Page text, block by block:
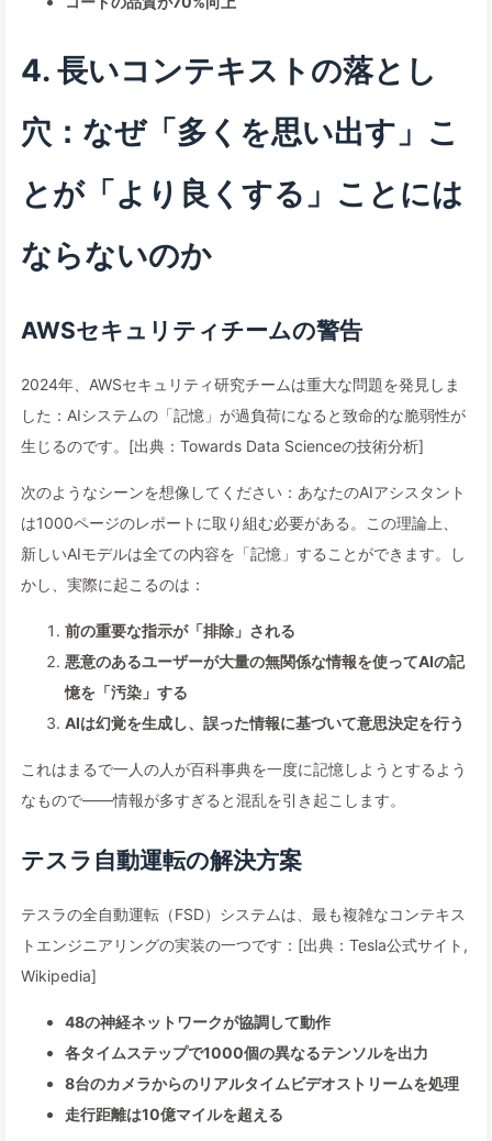
4. 長いコンテキストの落とし
穴：なぜ「多くを思い出す」こ
とが「より良くする」ことには
ならないのか
AWSセキュリティチームの警告
2024年、AWSセキュリティ研究チームは重大な問題を発見しま
した：AIシステムの「記憶」が過負荷になると致命的な脆弱性が
生じるのです。[出典：Towards Data Scienceの技術分析]
次のようなシーンを想像してください：あなたのAIアシスタント
は1000ページのレポートに取り組む必要がある。この理論上、
新しいAIモデルは全ての内容を「記憶」することができます。し
かし、実際に起こるのは：
前の重要な指示が「排除」される
悪意のあるユーザーが大量の無関係な情報を使ってAIの記
憶を「汚染」する
AIは幻覚を生成し、誤った情報に基づいて意思決定を行う
これはまるで一人の人が百科事典を一度に記憶しようとするよう
なもので——情報が多すぎると混乱を引き起こします。
テスラ自動運転の解決方案
テスラの全自動運転（FSD）システムは、最も複雑なコンテキス
トエンジニアリングの実装の一つです：[出典：Tesla公式サイト,
Wikipedia]
48の神経ネットワークが協調して動作
各タイムステップで1000個の異なるテンソルを出力
8台のカメラからのリアルタイムビデオストリームを処理
走行距離は10億マイルを超える